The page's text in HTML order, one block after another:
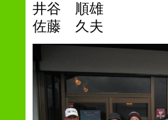
井谷 順雄
佐藤 久夫